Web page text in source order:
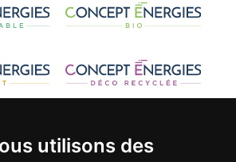
utilisons des